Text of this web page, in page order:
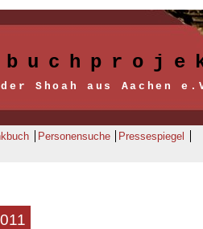
Shoah aus Aachen
Personensuche Pressespiegel